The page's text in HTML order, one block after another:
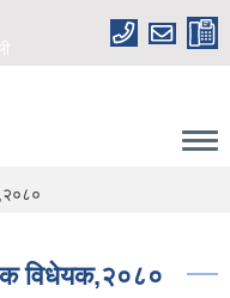
विधेयक,२०८०